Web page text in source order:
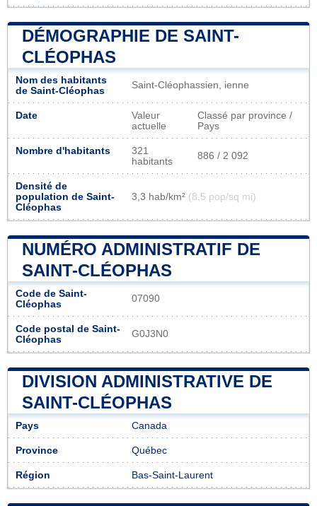
DÉMOGRAPHIE DE SAINT-
CLÉOPHAS
Nom des habitants
de Saint-Cléophas
Saint-Cléophassien, ienne
Date
Valeur
actuelle
Classé par province /
Pays
Nombre d'habitants
321
habitants
886 / 2 092
Densité de
population de Saint-
Cléophas
3,3 hab/km² (8,5 pop/sq mi)
NUMÉRO ADMINISTRATIF DE
SAINT-CLÉOPHAS
Code de Saint-
Cléophas
07090
Code postal de Saint-
Cléophas
G0J3N0
DIVISION ADMINISTRATIVE DE
SAINT-CLÉOPHAS
Pays Canada
Province Québec
Région Bas-Saint-Laurent